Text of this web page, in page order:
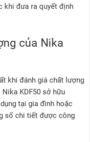
khi đưa ra quyết định
của Nika
khi đánh giá chất lượng
KDF50 sở hữu
tại gia đình hoặc
số chi tiết được công